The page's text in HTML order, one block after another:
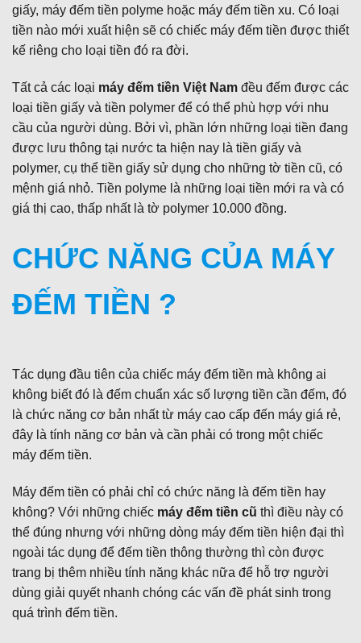
giấy, máy đếm tiền polyme hoặc máy đếm tiền xu. Có loại
tiền nào mới xuất hiện sẽ có chiếc máy đếm tiền được thiết
kế riêng cho loại tiền đó ra đời.
Tất cả các loại máy đếm tiền Việt Nam đều đếm được các
loại tiền giấy và tiền polymer để có thể phù hợp với nhu
cầu của người dùng. Bởi vì, phần lớn những loại tiền đang
được lưu thông tại nước ta hiện nay là tiền giấy và
polymer, cụ thể tiền giấy sử dụng cho những tờ tiền cũ, có
mệnh giá nhỏ. Tiền polyme là những loại tiền mới ra và có
giá thị cao, thấp nhất là tờ polymer 10.000 đồng.
CHỨC NĂNG CỦA MÁY
ĐẾM TIỀN ?
Tác dụng đầu tiên của chiếc máy đếm tiền mà không ai
không biết đó là đếm chuẩn xác số lượng tiền cần đếm, đó
là chức năng cơ bản nhất từ máy cao cấp đến máy giá rẻ,
đây là tính năng cơ bản và cần phải có trong một chiếc
máy đếm tiền.
Máy đếm tiền có phải chỉ có chức năng là đếm tiền hay
không? Với những chiếc máy đếm tiền cũ thì điều này có
thể đúng nhưng với những dòng máy đếm tiền hiện đại thì
ngoài tác dụng để đếm tiền thông thường thì còn được
trang bị thêm nhiều tính năng khác nữa để hỗ trợ người
dùng giải quyết nhanh chóng các vấn đề phát sinh trong
quá trình đếm tiền.